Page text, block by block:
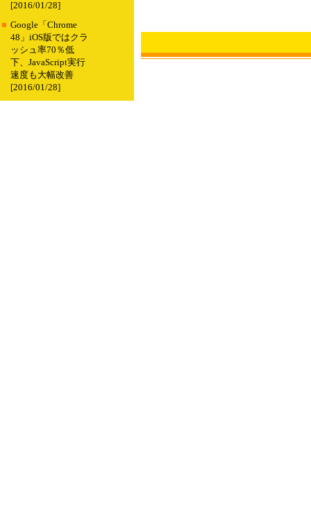
[2016/01/28]
■ Google「Chrome
48」iOS版ではクラ
ッシュ率70％低
下、JavaScript実行
速度も大幅改善
[2016/01/28]